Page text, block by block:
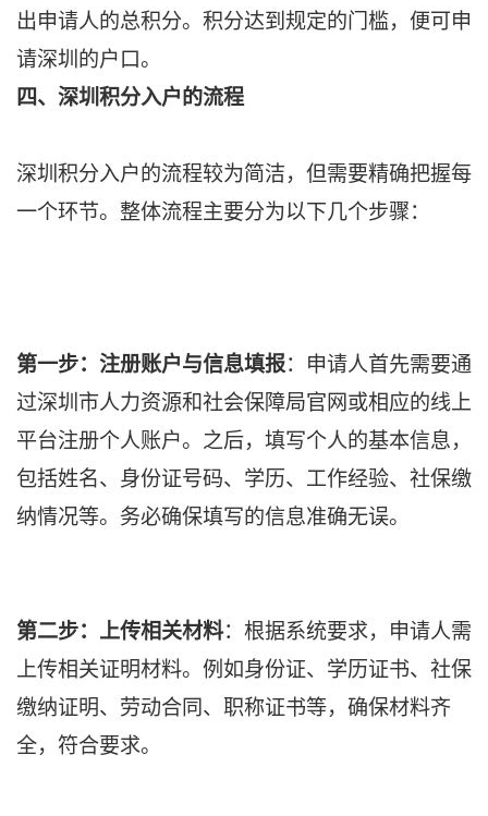
出申请人的总积分。积分达到规定的门槛，便可申
请深圳的户口。
四、深圳积分入户的流程
深圳积分入户的流程较为简洁，但需要精确把握每
一个环节。整体流程主要分为以下几个步骤：
第一步：注册账户与信息填报：申请人首先需要通
过深圳市人力资源和社会保障局官网或相应的线上
平台注册个人账户。之后，填写个人的基本信息，
包括姓名、身份证号码、学历、工作经验、社保缴
纳情况等。务必确保填写的信息准确无误。
第二步：上传相关材料：根据系统要求，申请人需
上传相关证明材料。例如身份证、学历证书、社保
缴纳证明、劳动合同、职称证书等，确保材料齐
全，符合要求。